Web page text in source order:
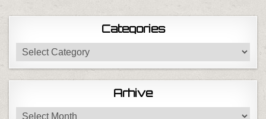
Categories
Categories
Arhive
Arhive